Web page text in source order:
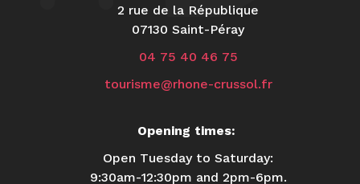
2 rue de la République
07130 Saint-Péray
04 75 40 46 75
tourisme@rhone-crussol.fr
Opening times:
Open Tuesday to Saturday:
9:30am-12:30pm and 2pm-6pm.